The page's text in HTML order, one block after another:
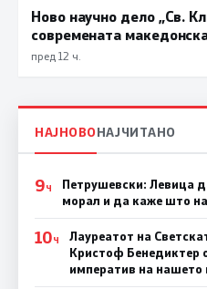
Ново научно дело „Св.
современата
пред 12 ч.
НАЈНОВОНАЈЧИТАНО
9Ч
Петрушевски: Левица
морал и да каже што
10Ч
Лауреатот на
Кристоф Бенедиктер
императив на нашето